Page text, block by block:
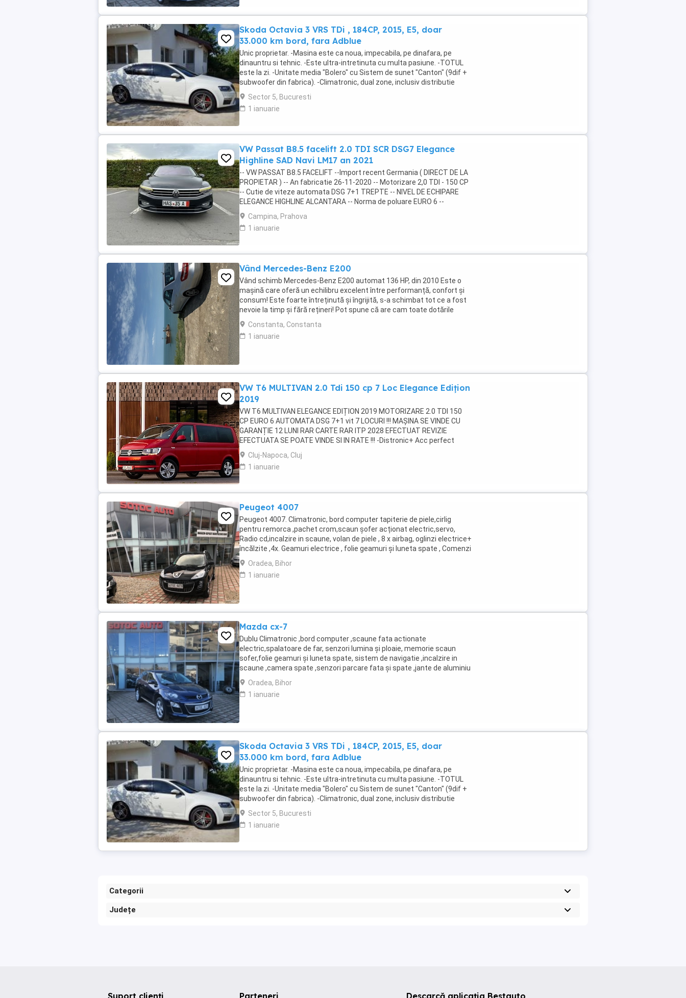
Skoda Octavia 3 VRS TDi , 184CP, 2015, E5, doar
33.000 km bord, fara Adblue
Unic proprietar. -Masina este ca noua, impecabila, pe dinafara, pe
dinauntru si tehnic. -Este ultra-intretinuta cu multa pasiune. -TOTUL
este la zi. -Unitate media "Bolero" cu Sistem de sunet "Canton" (9dif +
subwoofer din fabrica). -Climatronic, dual zone, inclusiv distributie
pentru scaunele din spate -Keyless. -Alarma ...
Sector 5, Bucuresti
1 ianuarie
VW Passat B8.5 facelift 2.0 TDI SCR DSG7 Elegance
Highline SAD Navi LM17 an 2021
-- VW PASSAT B8.5 FACELIFT --Import recent Germania ( DIRECT DE LA
PROPIETAR ) -- An fabricatie 26-11-2020 -- Motorizare 2,0 TDI - 150 CP
-- Cutie de viteze automata DSG 7+1 TREPTE -- NIVEL DE ECHIPARE
ELEGANCE HIGHLINE ALCANTARA -- Norma de poluare EURO 6 --
ISTORIC COMPLET VOLKSWAGEN! ...
Campina, Prahova
1 ianuarie
Vând Mercedes-Benz E200
Vând schimb Mercedes-Benz E200 automat 136 HP, din 2010 Este o
mașină care oferă un echilibru excelent între performanță, confort și
consum! Este foarte întreținută și îngrijită, s-a schimbat tot ce a fost
nevoie la timp și fără rețineri! Pot spune că are cam toate dotările
posibile, în afară de trapă ...
Constanta, Constanta
1 ianuarie
VW T6 MULTIVAN 2.0 Tdi 150 cp 7 Loc Elegance Edițion
2019
VW T6 MULTIVAN ELEGANCE EDIȚION 2019 MOTORIZARE 2.0 TDI 150
CP EURO 6 AUTOMATA DSG 7+1 vit 7 LOCURI !!! MAȘINA SE VINDE CU
GARANȚIE 12 LUNI RAR CARTE RAR ITP 2028 EFECTUAT REVIZIE
EFECTUATA SE POATE VINDE SI IN RATE !!! -Distronic+ Acc perfect
funcțional -Volan multifunctional din piele -Webasto ...
Cluj-Napoca, Cluj
1 ianuarie
Peugeot 4007
Peugeot 4007. Climatronic, bord computer tapiterie de piele,cirlig
pentru remorca ,pachet crom,scaun șofer acționat electric,servo,
Radio cd,incalzire in scaune, volan de piele , 8 x airbag, oglinzi electrice+
încălzite ,4x. Geamuri electrice , folie geamuri și luneta spate , Comenzi
volan ,tapiterie ...
Oradea, Bihor
1 ianuarie
Mazda cx-7
Dublu Climatronic ,bord computer ,scaune fata actionate
electric,spalatoare de far, senzori lumina și ploaie, memorie scaun
sofer,folie geamuri și luneta spate, sistem de navigatie ,incalzire in
scaune ,camera spate ,senzori parcare fata și spate ,jante de aluminiu
,volan de piele,carlig pt remorca,pilot ...
Oradea, Bihor
1 ianuarie
Skoda Octavia 3 VRS TDi , 184CP, 2015, E5, doar
33.000 km bord, fara Adblue
Unic proprietar. -Masina este ca noua, impecabila, pe dinafara, pe
dinauntru si tehnic. -Este ultra-intretinuta cu multa pasiune. -TOTUL
este la zi. -Unitate media "Bolero" cu Sistem de sunet "Canton" (9dif +
subwoofer din fabrica). -Climatronic, dual zone, inclusiv distributie
pentru scaunele din spate -Keyless. -Alarma ...
Sector 5, Bucuresti
1 ianuarie
Categorii
Județe
Descarcă aplicația Bestauto
Suport clienți Parteneri